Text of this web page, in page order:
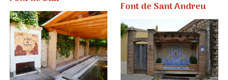
Font de la Carxofa
L'Atzúbia Forna
Font de la Plaça